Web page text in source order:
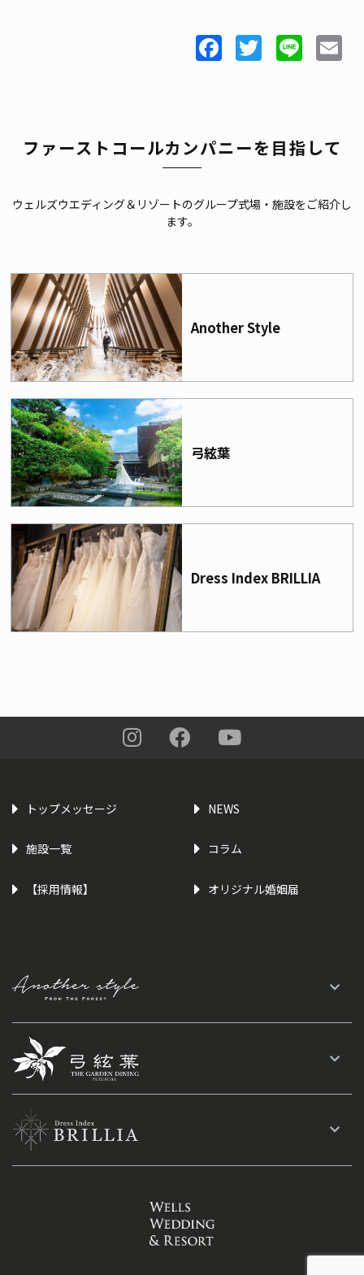
Facebook
Twitter
Line
ファーストコールカンパニーを目指して
ウェルズウエディング＆リゾートのグループ式場・施設をご紹介し
ます。
Another Style
弓絃葉
Dress Index BRILLIA
トップメッセージ NEWS
施設一覧 コラム
【採用情報】 オリジナル婚姻届